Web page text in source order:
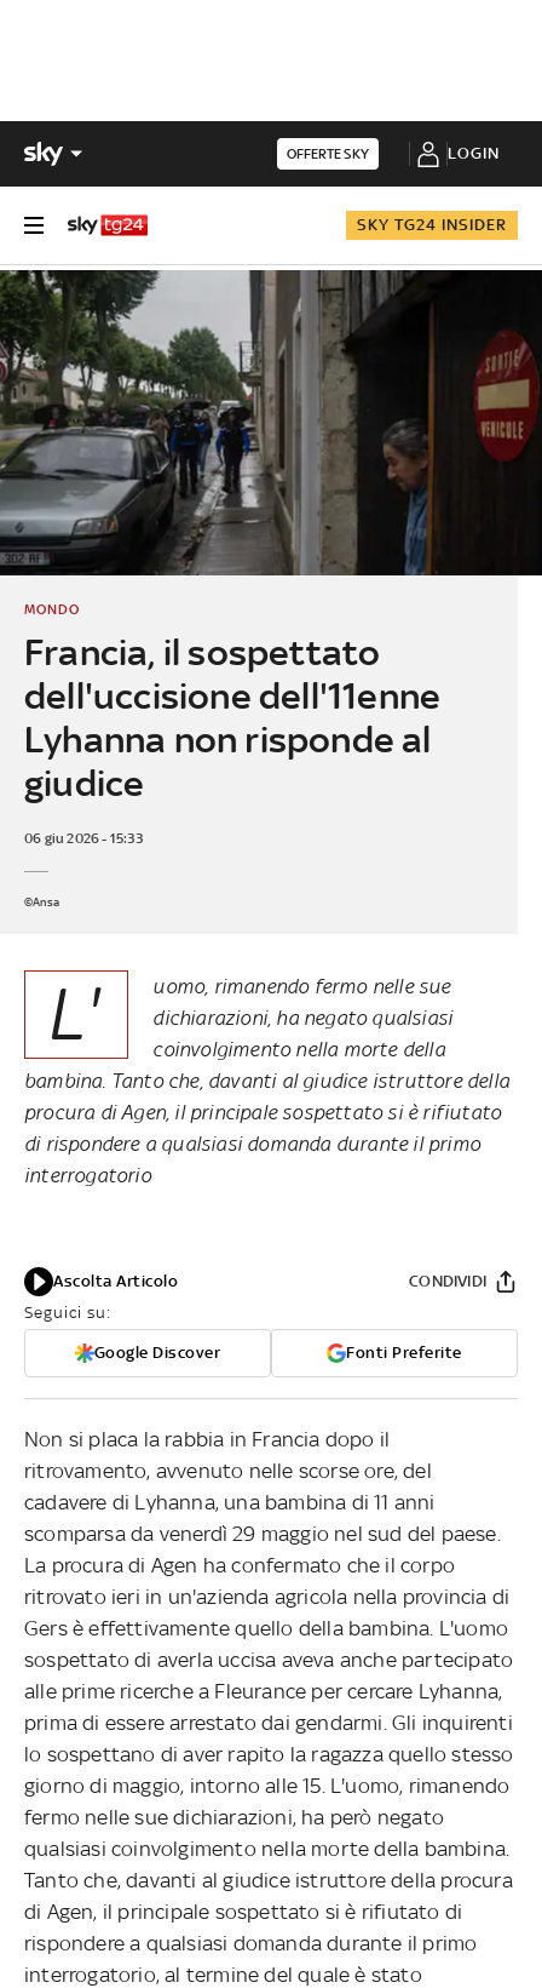
OFFERTE SKY LOGIN
SKY TG24 INSIDER
Francia, il sospettato
dell'uccisione dell'11enne
Lyhanna non risponde al
giudice
MONDO
06 giu 2026 - 15:33
©Ansa
L'
uomo, rimanendo fermo nelle sue
dichiarazioni, ha negato qualsiasi
coinvolgimento nella morte della
bambina. Tanto che, davanti al giudice istruttore della
procura di Agen, il principale sospettato si è rifiutato
di rispondere a qualsiasi domanda durante il primo
interrogatorio
Ascolta Articolo
Seguici su:
Google Discover Fonti Preferite
CONDIVIDI
Non si placa la rabbia in Francia dopo il
ritrovamento, avvenuto nelle scorse ore, del
cadavere di Lyhanna, una bambina di 11 anni
scomparsa da venerdì 29 maggio nel sud del paese.
La procura di Agen ha confermato che il corpo
ritrovato ieri in un'azienda agricola nella provincia di
Gers è effettivamente quello della bambina. L'uomo
sospettato di averla uccisa aveva anche partecipato
alle prime ricerche a Fleurance per cercare Lyhanna,
prima di essere arrestato dai gendarmi. Gli inquirenti
lo sospettano di aver rapito la ragazza quello stesso
giorno di maggio, intorno alle 15. L'uomo, rimanendo
fermo nelle sue dichiarazioni, ha però negato
qualsiasi coinvolgimento nella morte della bambina.
Tanto che, davanti al giudice istruttore della procura
di Agen, il principale sospettato si è rifiutato di
rispondere a qualsiasi domanda durante il primo
interrogatorio, al termine del quale è stato